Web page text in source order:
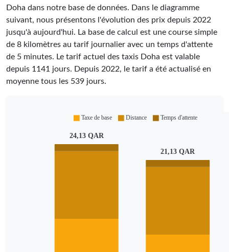
Doha dans notre base de données. Dans le diagramme
suivant, nous présentons l'évolution des prix depuis 2022
jusqu'à aujourd'hui. La base de calcul est une course simple
de 8 kilomètres au tarif journalier avec un temps d'attente
de 5 minutes. Le tarif actuel des taxis Doha est valable
depuis 1141 jours. Depuis 2022, le tarif a été actualisé en
moyenne tous les 539 jours.
24,13 QAR
21,13 QAR
Taxe de base Distance Temps d'attente